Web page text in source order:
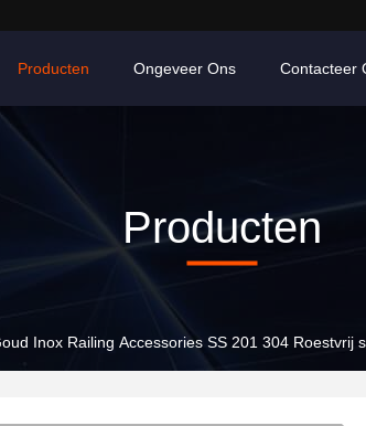
Producten Ongeveer Ons Contacteer
Producten
Inox Railing Accessories SS 201 304